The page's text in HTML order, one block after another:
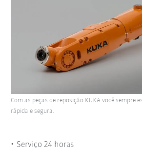
Serviço 24 horas
Com as peças de reposição KUKA você sempre
rápida e segura.